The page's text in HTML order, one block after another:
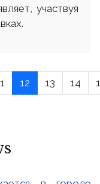
участвуя
12 13 14